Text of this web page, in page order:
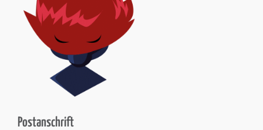
Postanschrift